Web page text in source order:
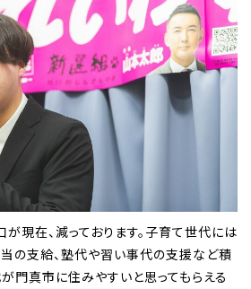
現在、減っております。子育て世代には
の支給、塾代や習い事代の支援など積
門真市に住みやすいと思ってもらえる